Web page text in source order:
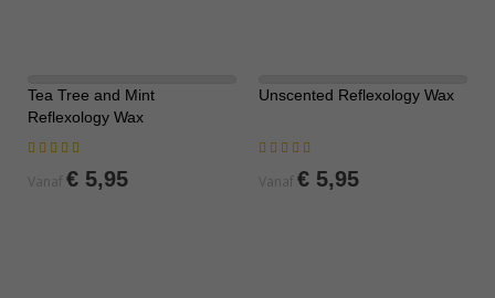
Tea Tree and Mint
Reflexology Wax
Waardering:
Vanaf € 5,95
Unscented Reflexology Wax
Waardering:
Vanaf € 5,95